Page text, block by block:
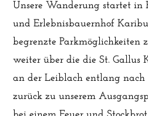
Unsere Wanderung startet in
und Erlebnisbauernhof
begrenzte Parkmöglichkeiten
weiter über die die St. Gallus
an der Leiblach entlang nach
zurück zu unserem